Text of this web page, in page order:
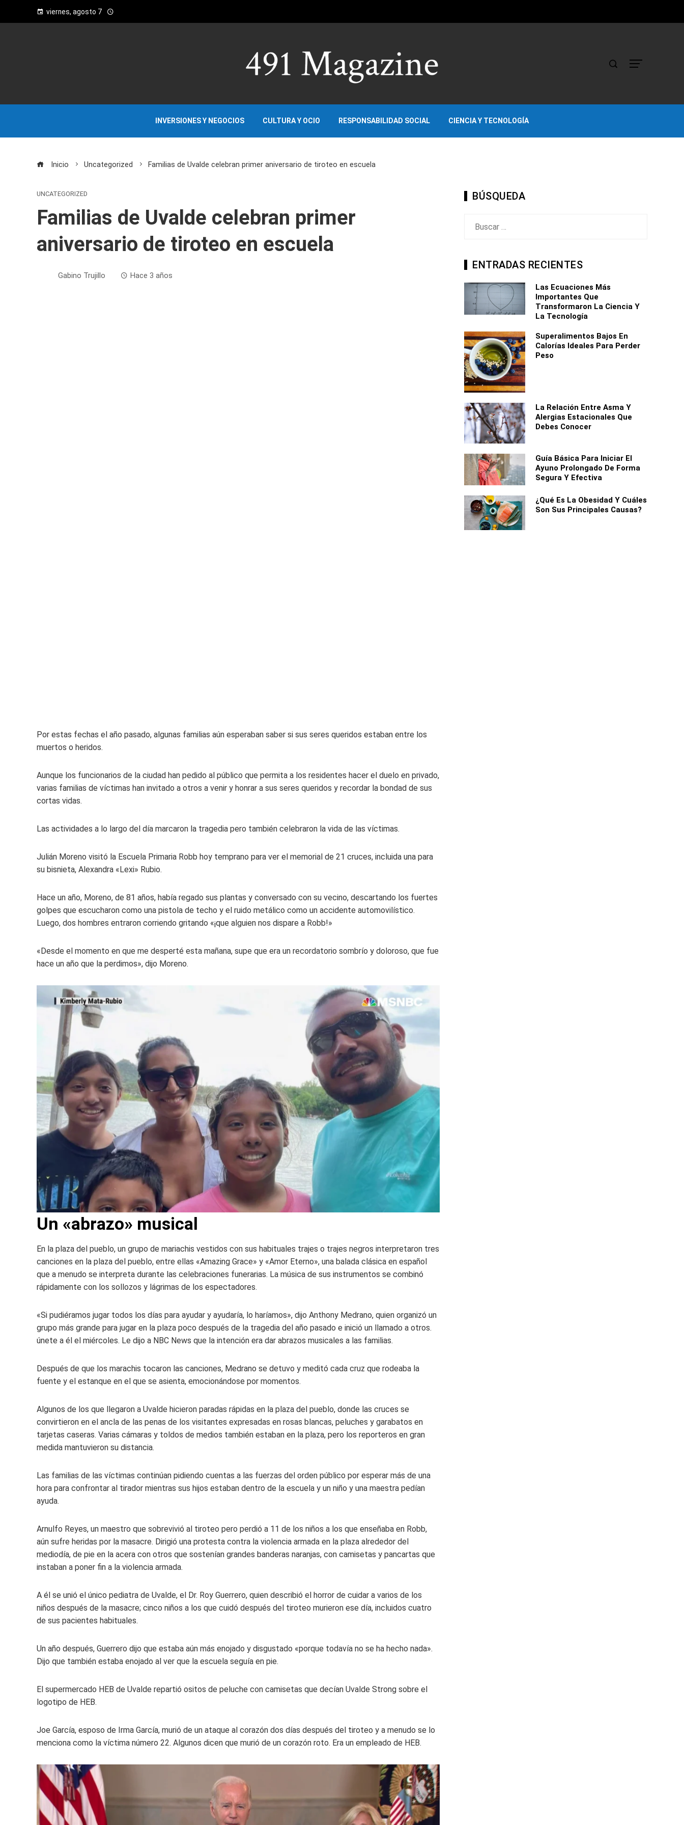
viernes, agosto 7
INVERSIONES Y NEGOCIOS CULTURA Y OCIO RESPONSABILIDAD SOCIAL CIENCIA Y TECNOLOGÍA
Inicio Uncategorized Familias de Uvalde celebran primer aniversario de tiroteo en escuela
UNCATEGORIZED
Familias de Uvalde celebran primer
aniversario de tiroteo en escuela
Gabino Trujillo Hace 3 años
Por estas fechas el año pasado, algunas familias aún esperaban saber si sus seres queridos estaban entre los
muertos o heridos.
Aunque los funcionarios de la ciudad han pedido al público que permita a los residentes hacer el duelo en privado,
varias familias de víctimas han invitado a otros a venir y honrar a sus seres queridos y recordar la bondad de sus
cortas vidas.
Las actividades a lo largo del día marcaron la tragedia pero también celebraron la vida de las víctimas.
Julián Moreno visitó la Escuela Primaria Robb hoy temprano para ver el memorial de 21 cruces, incluida una para
su bisnieta, Alexandra «Lexi» Rubio.
Hace un año, Moreno, de 81 años, había regado sus plantas y conversado con su vecino, descartando los fuertes
golpes que escucharon como una pistola de techo y el ruido metálico como un accidente automovilístico.
Luego, dos hombres entraron corriendo gritando «¡que alguien nos dispare a Robb!»
«Desde el momento en que me desperté esta mañana, supe que era un recordatorio sombrío y doloroso, que fue
hace un año que la perdimos», dijo Moreno.
Un «abrazo» musical
En la plaza del pueblo, un grupo de mariachis vestidos con sus habituales trajes o trajes negros interpretaron tres
canciones en la plaza del pueblo, entre ellas «Amazing Grace» y «Amor Eterno», una balada clásica en español
que a menudo se interpreta durante las celebraciones funerarias. La música de sus instrumentos se combinó
rápidamente con los sollozos y lágrimas de los espectadores.
«Si pudiéramos jugar todos los días para ayudar y ayudaría, lo haríamos», dijo Anthony Medrano, quien organizó un
grupo más grande para jugar en la plaza poco después de la tragedia del año pasado e inició un llamado a otros.
únete a él el miércoles. Le dijo a NBC News que la intención era dar abrazos musicales a las familias.
Después de que los marachis tocaron las canciones, Medrano se detuvo y meditó cada cruz que rodeaba la
fuente y el estanque en el que se asienta, emocionándose por momentos.
Algunos de los que llegaron a Uvalde hicieron paradas rápidas en la plaza del pueblo, donde las cruces se
convirtieron en el ancla de las penas de los visitantes expresadas en rosas blancas, peluches y garabatos en
tarjetas caseras. Varias cámaras y toldos de medios también estaban en la plaza, pero los reporteros en gran
medida mantuvieron su distancia.
Las familias de las víctimas continúan pidiendo cuentas a las fuerzas del orden público por esperar más de una
hora para confrontar al tirador mientras sus hijos estaban dentro de la escuela y un niño y una maestra pedían
ayuda.
Arnulfo Reyes, un maestro que sobrevivió al tiroteo pero perdió a 11 de los niños a los que enseñaba en Robb,
aún sufre heridas por la masacre. Dirigió una protesta contra la violencia armada en la plaza alrededor del
mediodía, de pie en la acera con otros que sostenían grandes banderas naranjas, con camisetas y pancartas que
instaban a poner fin a la violencia armada.
A él se unió el único pediatra de Uvalde, el Dr. Roy Guerrero, quien describió el horror de cuidar a varios de los
niños después de la masacre; cinco niños a los que cuidó después del tiroteo murieron ese día, incluidos cuatro
de sus pacientes habituales.
Un año después, Guerrero dijo que estaba aún más enojado y disgustado «porque todavía no se ha hecho nada».
Dijo que también estaba enojado al ver que la escuela seguía en pie.
El supermercado HEB de Uvalde repartió ositos de peluche con camisetas que decían Uvalde Strong sobre el
logotipo de HEB.
Joe García, esposo de Irma García, murió de un ataque al corazón dos días después del tiroteo y a menudo se lo
menciona como la víctima número 22. Algunos dicen que murió de un corazón roto. Era un empleado de HEB.
BÚSQUEDA
ENTRADAS RECIENTES
Las Ecuaciones Más
Importantes Que
Transformaron La Ciencia Y
La Tecnología
Superalimentos Bajos En
Calorías Ideales Para Perder
Peso
La Relación Entre Asma Y
Alergias Estacionales Que
Debes Conocer
Guía Básica Para Iniciar El
Ayuno Prolongado De Forma
Segura Y Efectiva
¿Qué Es La Obesidad Y Cuáles
Son Sus Principales Causas?